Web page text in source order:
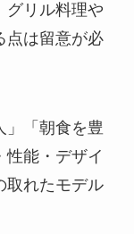
グリル料理や
点は留意が必
」「朝食を豊
性能・デザイ
取れたモデル